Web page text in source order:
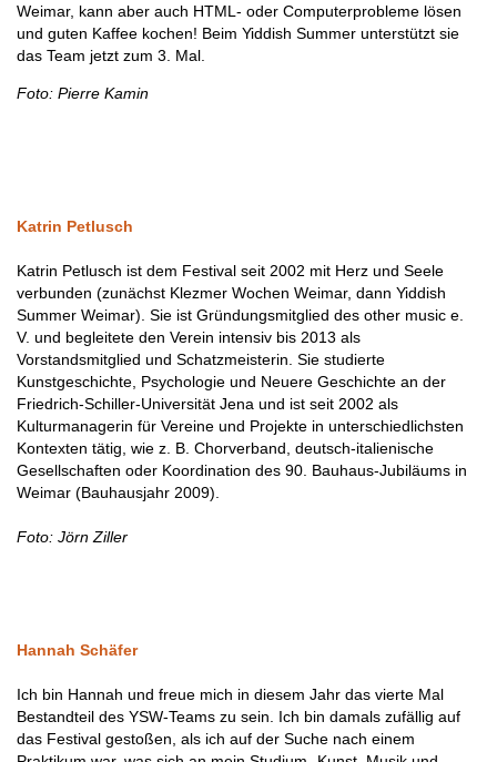
Weimar, kann aber auch HTML- oder Computerprobleme lösen
und guten Kaffee kochen! Beim Yiddish Summer unterstützt sie
das Team jetzt zum 3. Mal.
Foto: Pierre Kamin
Katrin Petlusch
Katrin Petlusch ist dem Festival seit 2002 mit Herz und Seele
verbunden (zunächst Klezmer Wochen Weimar, dann Yiddish
Summer Weimar). Sie ist Gründungsmitglied des other music e.
V. und begleitete den Verein intensiv bis 2013 als
Vorstandsmitglied und Schatzmeisterin. Sie studierte
Kunstgeschichte, Psychologie und Neuere Geschichte an der
Friedrich-Schiller-Universität Jena und ist seit 2002 als
Kulturmanagerin für Vereine und Projekte in unterschiedlichsten
Kontexten tätig, wie z. B. Chorverband, deutsch-italienische
Gesellschaften oder Koordination des 90. Bauhaus-Jubiläums in
Weimar (Bauhausjahr 2009).
Foto: Jörn Ziller
Hannah Schäfer
Ich bin Hannah und freue mich in diesem Jahr das vierte Mal
Bestandteil des YSW-Teams zu sein. Ich bin damals zufällig auf
das Festival gestoßen, als ich auf der Suche nach einem